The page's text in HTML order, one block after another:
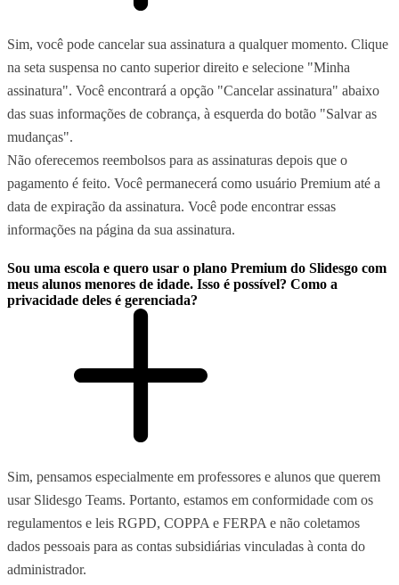
Sim, você pode cancelar sua assinatura a qualquer momento. Clique
na seta suspensa no canto superior direito e selecione "Minha
assinatura". Você encontrará a opção "Cancelar assinatura" abaixo
das suas informações de cobrança, à esquerda do botão "Salvar as
mudanças".
Não oferecemos reembolsos para as assinaturas depois que o
pagamento é feito. Você permanecerá como usuário Premium até a
data de expiração da assinatura. Você pode encontrar essas
informações na página da sua assinatura.
Sou uma escola e quero usar o plano Premium do Slidesgo com
meus alunos menores de idade. Isso é possível? Como a
privacidade deles é gerenciada?
Sim, pensamos especialmente em professores e alunos que querem
usar Slidesgo Teams. Portanto, estamos em conformidade com os
regulamentos e leis RGPD, COPPA e FERPA e não coletamos
dados pessoais para as contas subsidiárias vinculadas à conta do
administrador.